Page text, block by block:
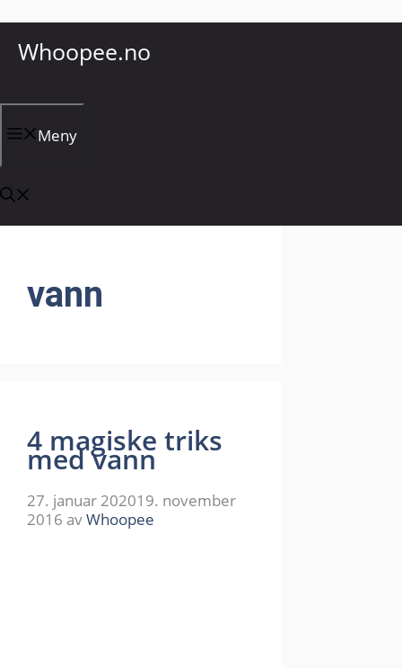
Whoopee.no
Meny
vann
4 magiske triks
med vann
27. januar 202019. november
2016 avWhoopee